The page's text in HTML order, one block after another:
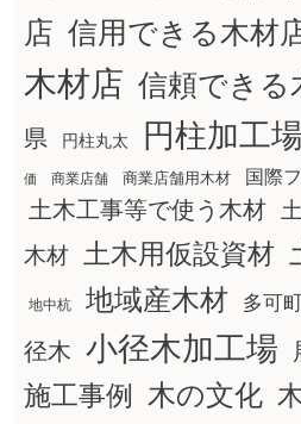
店 信用できる木材
木材店 信頼できる
県
円柱丸太 円柱加工場
価 商業店舗 商業店舗用木材 国際
土木工事等で使う木材
木材
土木用仮設資材
地中杭 地域産木材 多可
径木 小径木加工場
施工事例
木の文化